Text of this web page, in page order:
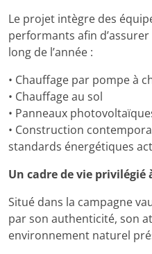
Le projet intègre des
performants afin
long de l’année :
• Chauffage par pompe à
• Chauffage au sol
• Panneaux
• Construction
standards énergétiques
Un cadre de vie privilégié
Situé dans la campagne
par son authenticité, son
environnement naturel